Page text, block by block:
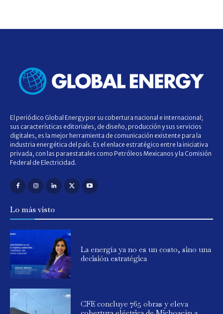
El periódico Global Energy por su cobertura nacional e internacional;
sus características editoriales, de diseño, producción y sus servicios
digitales, es la mejor herramienta de comunicación existente para la
industria energética del país. Es el enlace estratégico entre la iniciativa
privada, con las paraestatales como Petróleos Mexicanos y la Comisión
Federal de Electricidad.
Lo más visto
La energía ya no es un costo, sino una
decisión estratégica
CFE concluye 765 obras y eleva